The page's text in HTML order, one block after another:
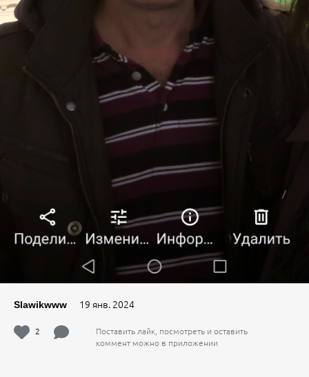
Slawikwww 19 янв. 2024
2
Поставить лайк, посмотреть и оставить
коммент можно в приложении